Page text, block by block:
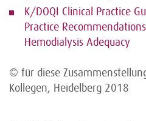
K/DOQI Clinical Practice
Practice
Hemodialysis Adequacy
© für diese
Kollegen, Heidelberg 2018